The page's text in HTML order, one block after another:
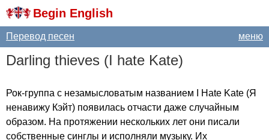
Begin English
меню
Перевод песен
Darling thieves (I hate Kate)
Рок-группа с незамысловатым названием Hate Kate (Я
ненавижу Кэйт) появилась отчасти даже случайным
образом. На протяжении нескольких лет они писали
собственные синглы и исполняли музыку. Их